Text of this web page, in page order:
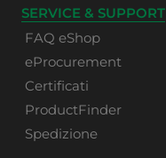
SERVICE & SUPPORT
FAQ eShop
eProcurement
Certificati
ProductFinder
Spedizione